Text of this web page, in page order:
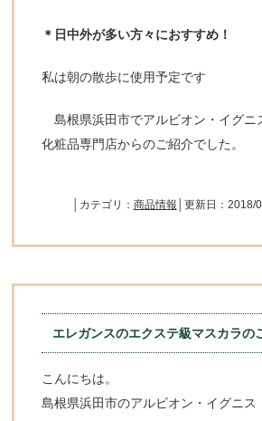
＊日中外が多い方々におすすめ！
私は朝の散歩に使用予定です
島根県浜田市でアルビオン・イグニ
化粧品専門店からのご紹介でした。
│カテゴリ： 商品情報 │更新日：2018/
エレガンスのエクステ級マスカラの
こんにちは。
島根県浜田市のアルビオン・イグニス